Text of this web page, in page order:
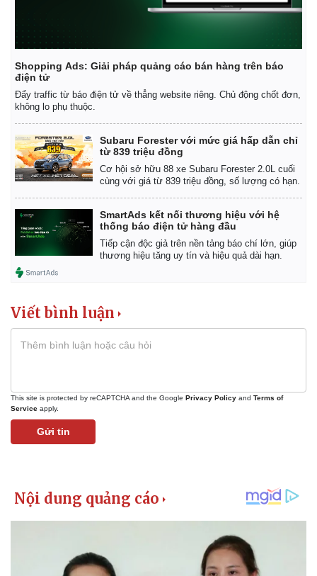
Lịch thi đấu bóng đá
Shopping Ads: Giải pháp quảng cáo bán hàng trên báo
điện tử
Đẩy traffic từ báo điện tử về thẳng website riêng. Chủ động chốt đơn,
không lo phụ thuộc.
Subaru Forester với mức giá hấp dẫn chỉ
từ 839 triệu đồng
Cơ hội sở hữu 88 xe Subaru Forester 2.0L cuối
cùng với giá từ 839 triệu đồng, số lượng có hạn.
SmartAds kết nối thương hiệu với hệ
thống báo điện tử hàng đầu
Tiếp cận độc giả trên nền tảng báo chí lớn, giúp
thương hiệu tăng uy tín và hiệu quả dài hạn.
Viết bình luận
This site is protected by reCAPTCHA and the Google Privacy Policy and Terms of
Service apply.
Gửi tin